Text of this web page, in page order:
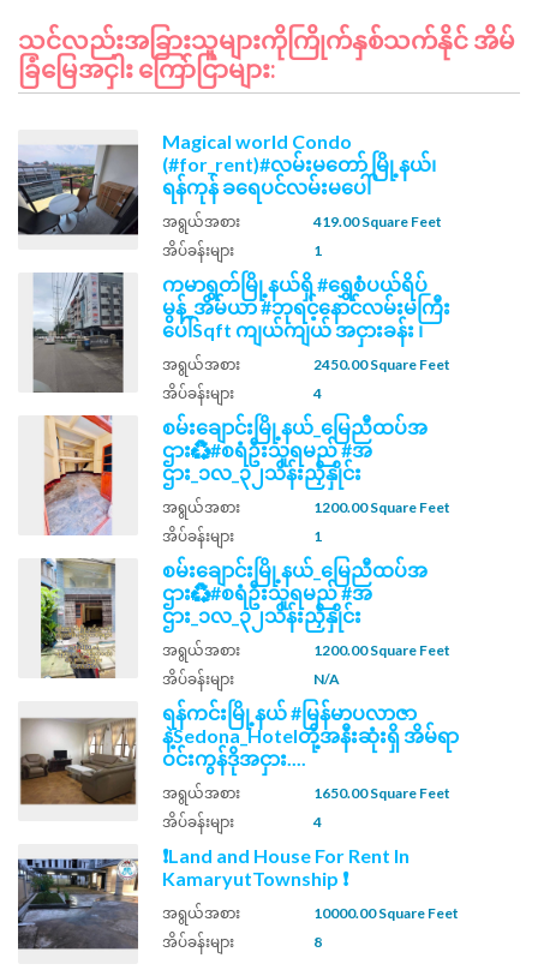
သင်လည်းအခြားသူများကိုကြိုက်နှစ်သက်နိုင် အိမ်
ခြံမြေအငှါး ကြော်ငြာများ:
Magical world Condo
(#for_rent)#လမ်းမတော် မြို့နယ်၊
ရန်ကုန် ခရေပင်လမ်းမပေါ်
အရွယ်အစား
419.00 Square Feet
အိပ်ခန်းများ
1
ကမာရွတ်မြို့နယ်ရှိ #ရွှေစံပယ်ရိပ်
မွန်_အိမ်ယာ #ဘုရင့်နောင်လမ်းမကြီး
ပေါ်Sqft ကျယ်ကျယ် အငှားခန်း ၊
အရွယ်အစား
2450.00 Square Feet
အိပ်ခန်းများ
4
စမ်းချောင်းမြို့နယ်_မြေညီထပ်အ
ဌား♻️#စရံဦးသူရမည် #အ
ဌား_၁လ_၃၂သိန်းညှိနှိုင်း
အရွယ်အစား
1200.00 Square Feet
အိပ်ခန်းများ
1
စမ်းချောင်းမြို့နယ်_မြေညီထပ်အ
ဌား♻️#စရံဦးသူရမည် #အ
ဌား_၁လ_၃၂သိန်းညှိနှိုင်း
အရွယ်အစား
1200.00 Square Feet
အိပ်ခန်းများ
N/A
ရန်ကင်းမြို့နယ် #မြန်မာပလာဇာ
နဲ့Sedona_Hotelတို့အနီးဆုံးရှိ အိမ်ရာ
ဝင်းကွန်ဒိုအငှား....
အရွယ်အစား
1650.00 Square Feet
အိပ်ခန်းများ
4
❗Land and House For Rent In
KamaryutTownship ❗
အရွယ်အစား
10000.00 Square Feet
အိပ်ခန်းများ
8